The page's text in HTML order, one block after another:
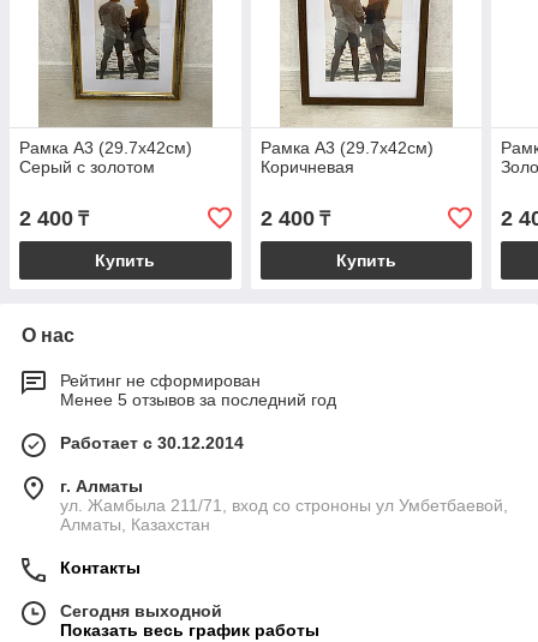
Рамка А3 (29.7х42см)
Серый с золотом
2 400 ₸
Купить
Рамка А3 (29.7х42см)
Коричневая
2 400₸
Купить
2
О нас
Рейтинг не сформирован
Менее 5 отзывов за последний год
Работает с 30.12.2014
г. Алматы
ул. Жамбыла 211/71, вход со строноны ул Умбетбаевой,
Алматы, Казахстан
Контакты
Сегодня выходной
Показать весь график работы